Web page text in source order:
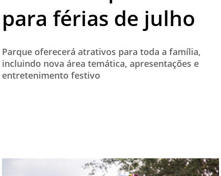
TESTADO E APROVADO
PARCEIROS
QUEM SOMOS - EQUIPE
CONTATO
para férias de julho
Parque oferecerá atrativos para toda a família,
incluindo nova área temática, apresentações e
entretenimento festivo